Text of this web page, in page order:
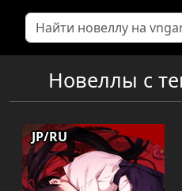
Новеллы с
JP/RU